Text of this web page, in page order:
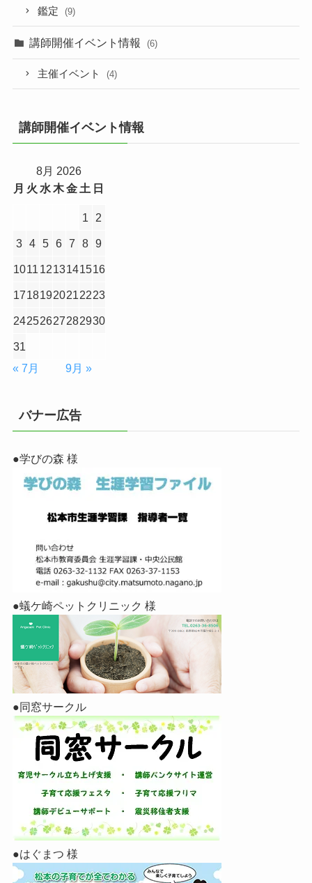
鑑定 (9)
講師開催イベント情報 (6)
主催イベント (4)
講師開催イベント情報
8月 2026
月 火 水木金 土 日
1 2
3 4 5 6 7 8 9
1011 1213141516
17181920212223
24252627282930
31
« 7月
9月 »
バナー広告
●学びの森 様
●蟻ケ崎ペットクリニック 様
●同窓サークル
●はぐまつ 様